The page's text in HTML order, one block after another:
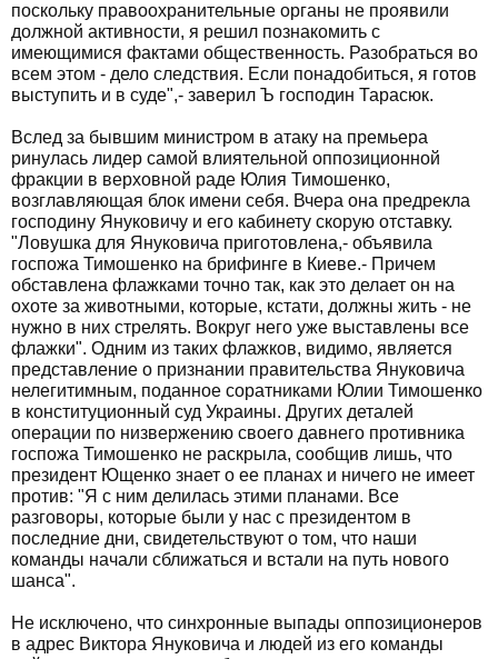
поскольку правоохранительные органы не проявили
должной активности, я решил познакомить с
имеющимися фактами общественность. Разобраться во
всем этом - дело следствия. Если понадобиться, я готов
выступить и в суде",- заверил Ъ господин Тарасюк.
Вслед за бывшим министром в атаку на премьера
ринулась лидер самой влиятельной оппозиционной
фракции в верховной раде Юлия Тимошенко,
возглавляющая блок имени себя. Вчера она предрекла
господину Януковичу и его кабинету скорую отставку.
"Ловушка для Януковича приготовлена,- объявила
госпожа Тимошенко на брифинге в Киеве.- Причем
обставлена флажками точно так, как это делает он на
охоте за животными, которые, кстати, должны жить - не
нужно в них стрелять. Вокруг него уже выставлены все
флажки". Одним из таких флажков, видимо, является
представление о признании правительства Януковича
нелегитимным, поданное соратниками Юлии Тимошенко
в конституционный суд Украины. Других деталей
операции по низвержению своего давнего противника
госпожа Тимошенко не раскрыла, сообщив лишь, что
президент Ющенко знает о ее планах и ничего не имеет
против: "Я с ним делилась этими планами. Все
разговоры, которые были у нас с президентом в
последние дни, свидетельствуют о том, что наши
команды начали сближаться и встали на путь нового
шанса".
Не исключено, что синхронные выпады оппозиционеров
в адрес Виктора Януковича и людей из его команды